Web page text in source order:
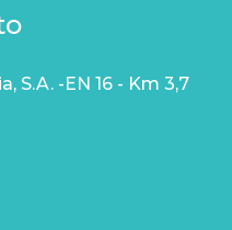
S.A. -EN 16 - Km 3,7